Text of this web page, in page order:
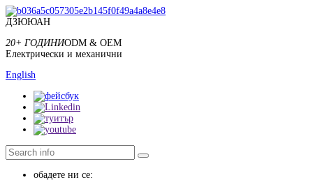
ДЗЮЮАН
20+ ГОДИНИODM & OEM
Електрически и механични
English
обадете ни се: